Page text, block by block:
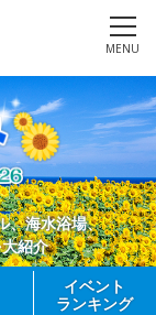
MENU
、海水浴場、
紹介
イベント
ランキング